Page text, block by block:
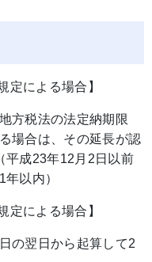
定による場合】
方税法の法定納期限
場合は、その延長が認
平成23年12月2日以前
以内）
定による場合】
の翌日から起算して2